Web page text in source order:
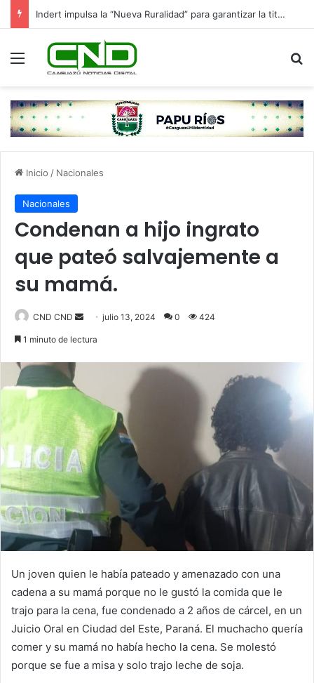
Indert impulsa la “Nueva Ruralidad” para garantizar la titulación de tierras a familias campesinas.
Menú
Inicio / Nacionales
Nacionales
Condenan a hijo ingrato
que pateó salvajemente a
su mamá.
CND CND
Sendjulio 13, 2024 0 424
1 minuto de lectura
Un joven quien le había pateado y amenazado con una
cadena a su mamá porque no le gustó la comida que le
trajo para la cena, fue condenado a 2 años de cárcel, en un
Juicio Oral en Ciudad del Este, Paraná. El muchacho quería
comer y su mamá no había hecho la cena. Se molestó
porque se fue a misa y solo trajo leche de soja.